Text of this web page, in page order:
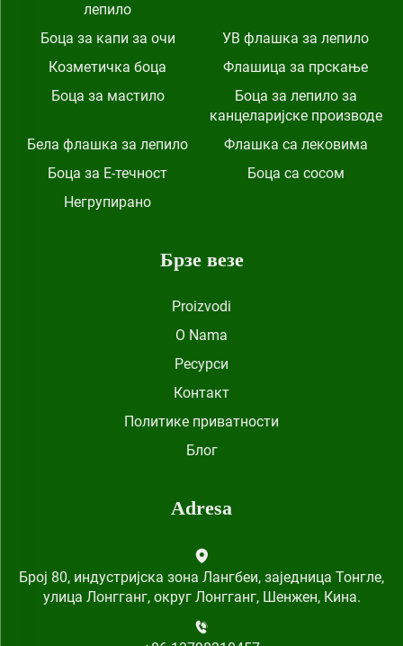
лепило
Боца за капи за очи
УВ флашка за лепило
Козметичка боца
Флашица за прскање
Боца за мастило
Боца за лепило за
канцеларијске производе
Бела флашка за лепило
Флашка са лековима
Боца за Е-течност
Боца са сосом
Негрупирано
Брзе везе
Proizvodi
O Nama
Ресурси
Контакт
Политике приватности
Блог
Adresa
Број 80, индустријска зона Лангбеи, заједница Тонгле,
улица Лонгганг, округ Лонгганг, Шенжен, Кина.